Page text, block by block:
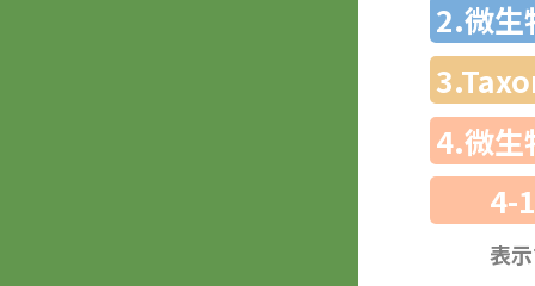
2.微生
4.微生
4-
表